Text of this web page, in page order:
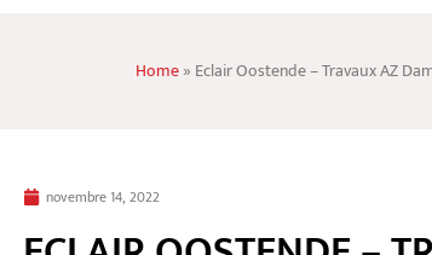
Home» Eclair Oostende – Travaux AZ
novembre 14, 2022